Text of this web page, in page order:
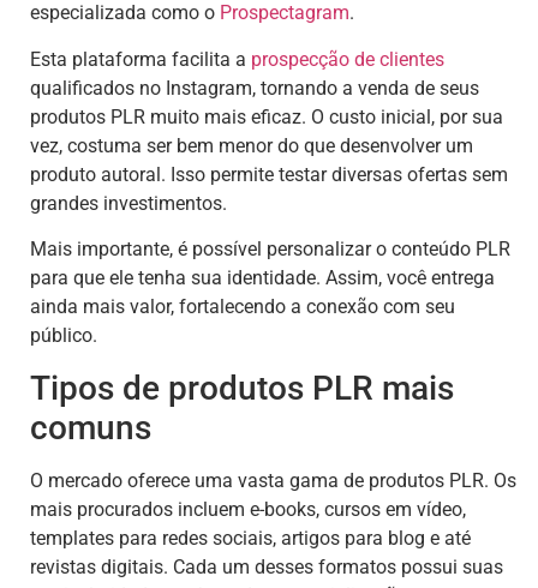
especializada como o Prospectagram.
Esta plataforma facilita a prospecção de clientes
qualificados no Instagram, tornando a venda de seus
produtos PLR muito mais eficaz. O custo inicial, por sua
vez, costuma ser bem menor do que desenvolver um
produto autoral. Isso permite testar diversas ofertas sem
grandes investimentos.
Mais importante, é possível personalizar o conteúdo PLR
para que ele tenha sua identidade. Assim, você entrega
ainda mais valor, fortalecendo a conexão com seu
público.
Tipos de produtos PLR mais
comuns
O mercado oferece uma vasta gama de produtos PLR. Os
mais procurados incluem e-books, cursos em vídeo,
templates para redes sociais, artigos para blog e até
revistas digitais. Cada um desses formatos possui suas